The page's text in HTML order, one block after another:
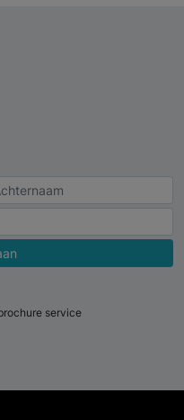
service